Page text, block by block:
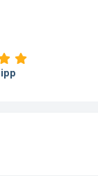
Julien Buhler